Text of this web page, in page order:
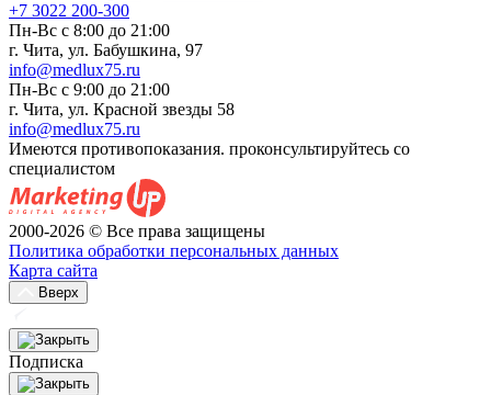
+7 3022 200-300
Пн-Вс с 8:00 до 21:00
г. Чита, ул. Бабушкина, 97
info@medlux75.ru
Пн-Вс с 9:00 до 21:00
г. Чита, ул. Красной звезды 58
info@medlux75.ru
Имеются противопоказания. проконсультируйтесь со
специалистом
2000-2026 © Все права защищены
Политика обработки персональных данных
Карта сайта
Вверх
Подписка